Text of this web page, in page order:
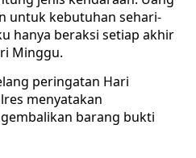
untuk kebutuhan sehari-
hanya beraksi setiap akhir
Minggu.
peringatan Hari
menyatakan
barang bukti